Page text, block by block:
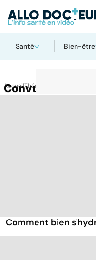
Santé Bien-être
AccueilThématiques
Convulsion
Comment bien